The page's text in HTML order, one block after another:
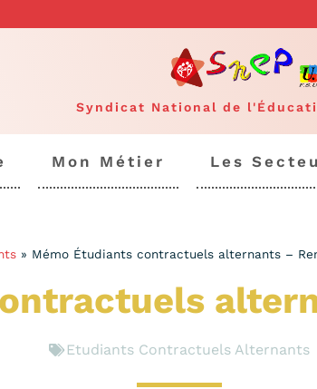
Syndicat National de
Mon Métier Les
» Mémo Étudiants contractuels alternants –
Etudiants Contractuels Alternants